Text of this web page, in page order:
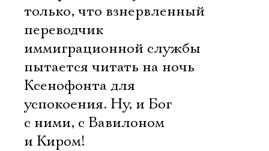
только, что взнервленный
переводчик
иммиграционной службы
пытается читать на ночь
Ксенофонта для
успокоения. Ну, и Бог
с ними, с Вавилоном
и Киром!